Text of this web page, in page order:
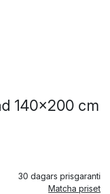
140x200 cm
30 dagars prisgaranti
Matcha priset